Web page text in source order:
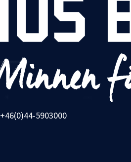
+46(0)44-5903000